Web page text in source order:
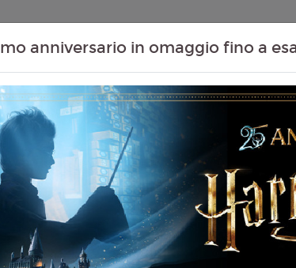
Contenuti Extra Proiezioni Scolastiche
107 min
Dramma
anniversario in omaggio fino a